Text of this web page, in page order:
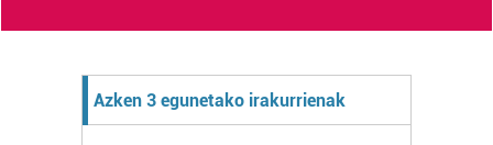
Azken 3 egunetako irakurrienak